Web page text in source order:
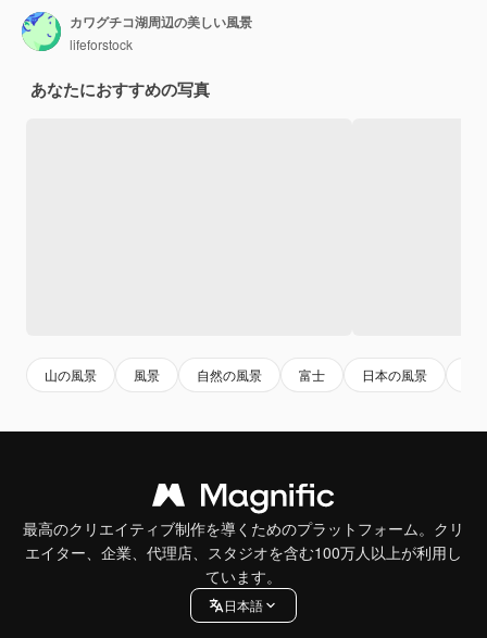
カワグチコ湖周辺の美しい風景
lifeforstock
あなたにおすすめの写真
山の風景 風景 自然の風景 富士 日本の風景
最高のクリエイティブ制作を導くためのプラットフォーム。クリ
エイター、企業、代理店、スタジオを含む100万人以上が利用し
ています。
日本語